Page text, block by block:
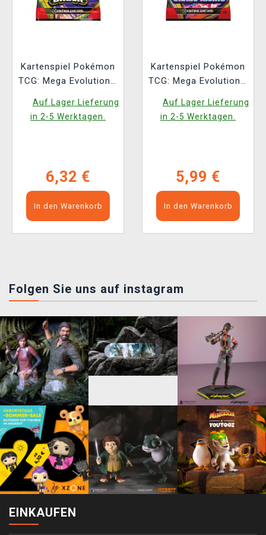
Kartenspiel Pokémon
TCG: Mega Evolution -
(10 Karten)
(ENGLISCHE
Auf Lager Lieferung
in 2-5 Werktagen.
6,32 €
In den Warenkorb
Kartenspiel Pokémon
TCG: Mega Evolution -
Booster (10 Karten)
(ENGLISCHE
Auf Lager Lieferung
in 2-5 Werktagen.
5,99 €
In den Warenkorb
Folgen Sie uns auf instagram
EINKAUFEN